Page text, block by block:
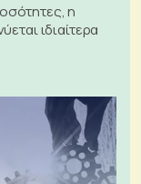
η
ιδιαίτερα